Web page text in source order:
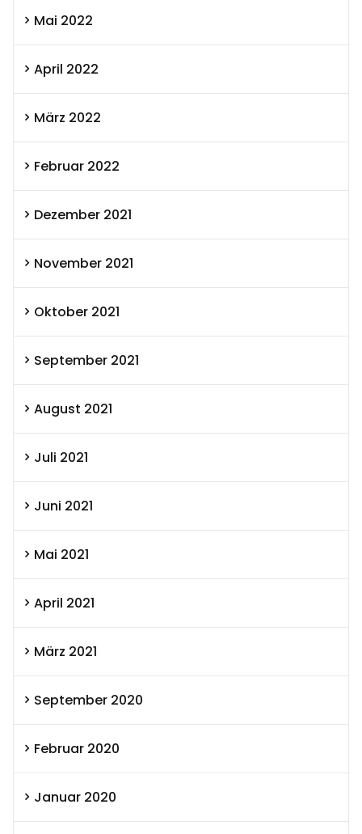
Mai 2022
April 2022
März 2022
Februar 2022
Dezember 2021
November 2021
Oktober 2021
September 2021
August 2021
Juli 2021
Juni 2021
Mai 2021
April 2021
März 2021
September 2020
Februar 2020
Januar 2020